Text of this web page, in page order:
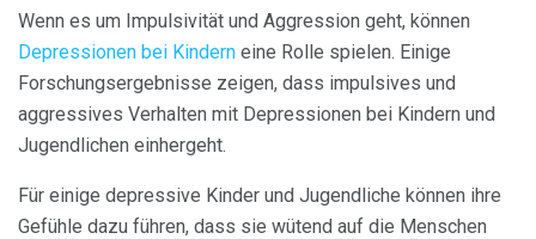
Wenn es um Impulsivität und Aggression geht, können
Depressionen bei Kindern eine Rolle spielen. Einige
Forschungsergebnisse zeigen, dass impulsives und
aggressives Verhalten mit Depressionen bei Kindern und
Jugendlichen einhergeht.
Für einige depressive Kinder und Jugendliche können ihre
Gefühle dazu führen, dass sie wütend auf die Menschen